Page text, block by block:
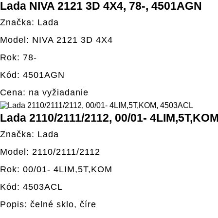
Lada NIVA 2121 3D 4X4, 78-, 4501AGN
Značka: Lada
Model: NIVA 2121 3D 4X4
Rok: 78-
Kód: 4501AGN
Cena: na vyžiadanie
Lada 2110/2111/2112, 00/01-
Značka: Lada
Model: 2110/2111/2112
Rok: 00/01- 4LIM,5T,KOM
Kód: 4503ACL
Popis: čelné sklo, číre